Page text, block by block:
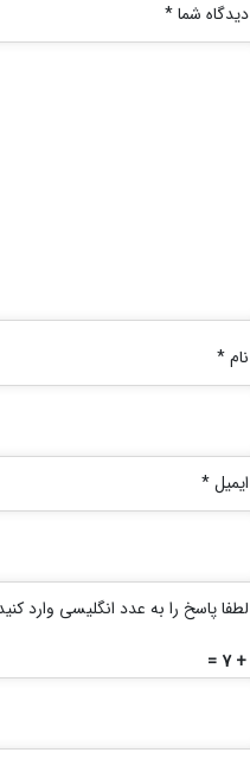
دیدگاه شما*
نام*
ایمیل*
لطفا پاسخ را به عدد انگلیسی وارد